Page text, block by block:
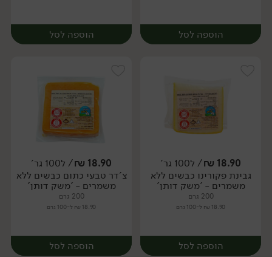
הוספה לסל
יח׳
הוספה לסל
יח׳
18.90
₪/ ל100 גר'
גבינת פקורינו כבשים ללא
משמרים - 'משק דותן'
200 גרם
18.90 ₪ ל-100 גרם
הוספה לסל
18.90
₪/ ל100 גר'
צ'דר טבעי כתום כבשים ללא
משמרים - 'משק דותן'
200 גרם
18.90 ₪ ל-100 גרם
הוספה לסל